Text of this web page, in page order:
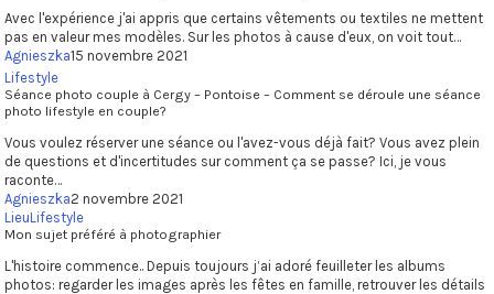
Avec l'expérience j'ai appris que certains vêtements ou textiles ne mettent
pas en valeur mes modèles. Sur les photos à cause d'eux, on voit tout…
Agnieszka15 novembre 2021
Lifestyle
Séance photo couple à Cergy – Pontoise – Comment se déroule une séance
photo lifestyle en couple?
Vous voulez réserver une séance ou l'avez-vous déjà fait? Vous avez plein
de questions et d'incertitudes sur comment ça se passe? Ici, je vous
raconte…
Agnieszka2 novembre 2021
LieuLifestyle
Mon sujet préféré à photographier
L'histoire commence.. Depuis toujours j’ai adoré feuilleter les albums
photos: regarder les images après les fêtes en famille, retrouver les détails
Famille
A propos